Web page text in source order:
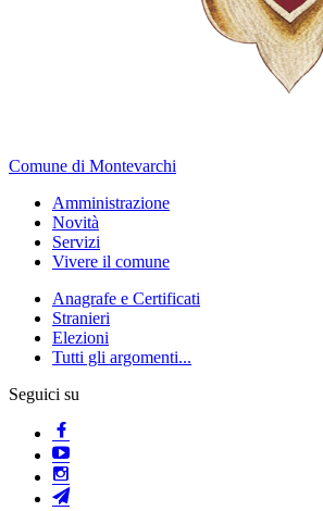
Comune di Montevarchi
Amministrazione
Novità
Servizi
Vivere il comune
Anagrafe e Certificati
Stranieri
Elezioni
Tutti gli argomenti...
Seguici su